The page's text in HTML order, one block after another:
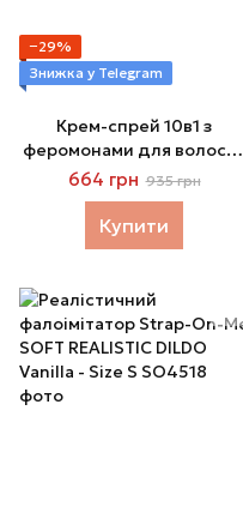
−29%
Знижка у Telegram
Крем-спрей 10в1 з
феромонами для волосся
й тіла Intt Pheros Fantasy,
120 мл
664 грн 935 грн
Купити